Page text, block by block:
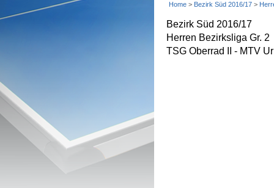
Home > Bezirk Süd 2016/17 >
Bezirk Süd 2016/17
Herren Bezirksliga Gr. 2
TSG Oberrad II - MTV